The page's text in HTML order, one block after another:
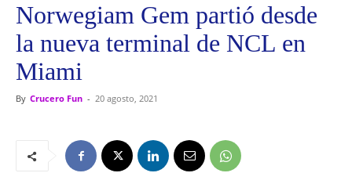
Norwegiam Gem partió desde
la nueva terminal de NCL en
Miami
By Crucero Fun - 20 agosto, 2021